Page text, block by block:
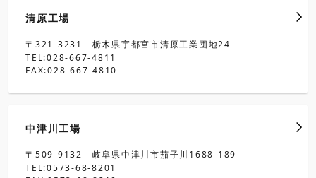
清原工場
〒321-3231 栃木県宇都宮市清原工業団地24
TEL:028-667-4811
FAX:028-667-4810
中津川工場
〒509-9132 岐阜県中津川市茄子川1688-189
TEL:0573-68-8201